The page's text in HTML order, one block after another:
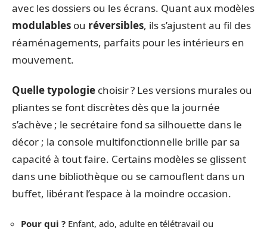
avec les dossiers ou les écrans. Quant aux modèles
modulables ou réversibles, ils s’ajustent au fil des
réaménagements, parfaits pour les intérieurs en
mouvement.
Quelle typologie choisir ? Les versions murales ou
pliantes se font discrètes dès que la journée
s’achève ; le secrétaire fond sa silhouette dans le
décor ; la console multifonctionnelle brille par sa
capacité à tout faire. Certains modèles se glissent
dans une bibliothèque ou se camouflent dans un
buffet, libérant l’espace à la moindre occasion.
Pour qui ? Enfant, ado, adulte en télétravail ou